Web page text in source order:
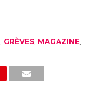
GRÈVES, MAGAZINE,